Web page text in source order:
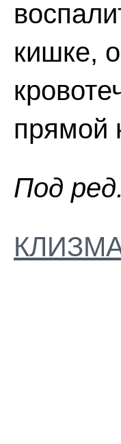
кишке,
прямой
Пoд